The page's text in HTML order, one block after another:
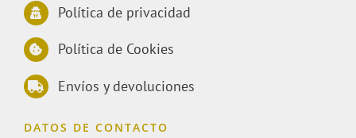
Política de privacidad
Política de Cookies
Envíos y devoluciones
DATOS DE CONTACTO